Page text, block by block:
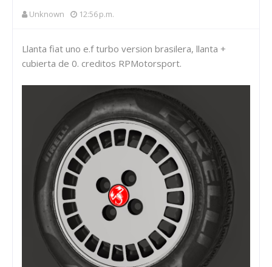
Unknown 12:56 p.m.
Llanta fiat uno e.f turbo version brasilera, llanta +
cubierta de 0. creditos RPMotorsport.